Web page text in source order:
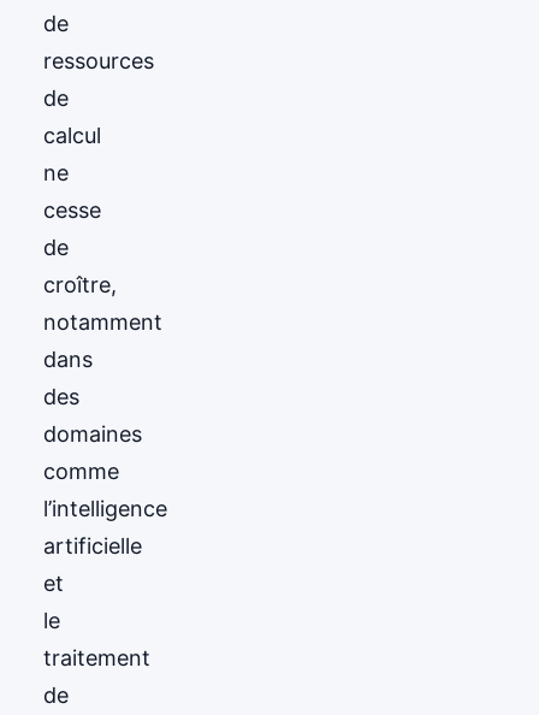
de
ressources
de
calcul
ne
cesse
de
croître,
notamment
dans
des
domaines
comme
l’intelligence
artificielle
et
le
traitement
de